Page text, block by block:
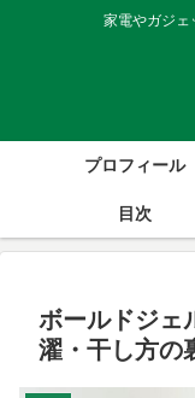
家電やガジェ
プロフィール
目次
ボールドジェ
濯・干し方の